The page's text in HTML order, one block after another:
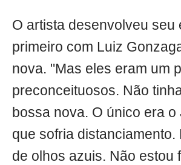
O artista desenvolveu seu
primeiro com Luiz
nova. "Mas eles eram um
preconceituosos. Não
bossa nova. O único era o
que sofria distanciamento.
de olhos azuis. Não estou